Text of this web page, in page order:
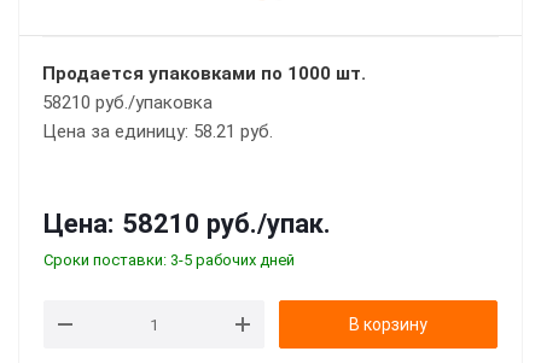
Продается упаковками по 1000 шт.
58210 руб./упаковка
Цена за единицу: 58.21 руб.
Цена: 58210 руб./упак.
Сроки поставки: 3-5 рабочих дней
В корзину